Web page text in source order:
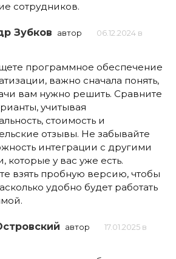
сотрудников.
Зубков автор
06.12.2024 в
программное обеспечение
важно сначала понять,
вам нужно решить. Сравните
учитывая
стоимость и
отзывы. Не забывайте
интеграции с другими
которые у вас уже есть.
взять пробную версию, чтобы
удобно будет работать
автор
17.01.2025 в